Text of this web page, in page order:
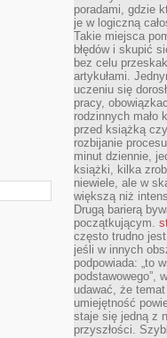
poradami, gdzie
je w logiczną
Takie miejsca
błędów i skupić
bez celu
artykułami.
uczeniu się
pracy,
rodzinnych mało
przed książką
rozbijanie
minut dziennie,
książki, kilka
niewiele, ale w
większą niż
Drugą barierą
początkującym.
często trudno
jeśli w innych
podpowiada: „to
podstawowego”,
udawać, że
umiejętność
staje się jedną z
przyszłości.